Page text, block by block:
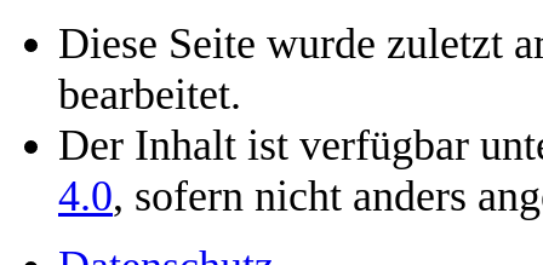
Diese Seite wurde zuletzt
bearbeitet.
Der Inhalt ist verfügbar
4.0, sofern nicht anders